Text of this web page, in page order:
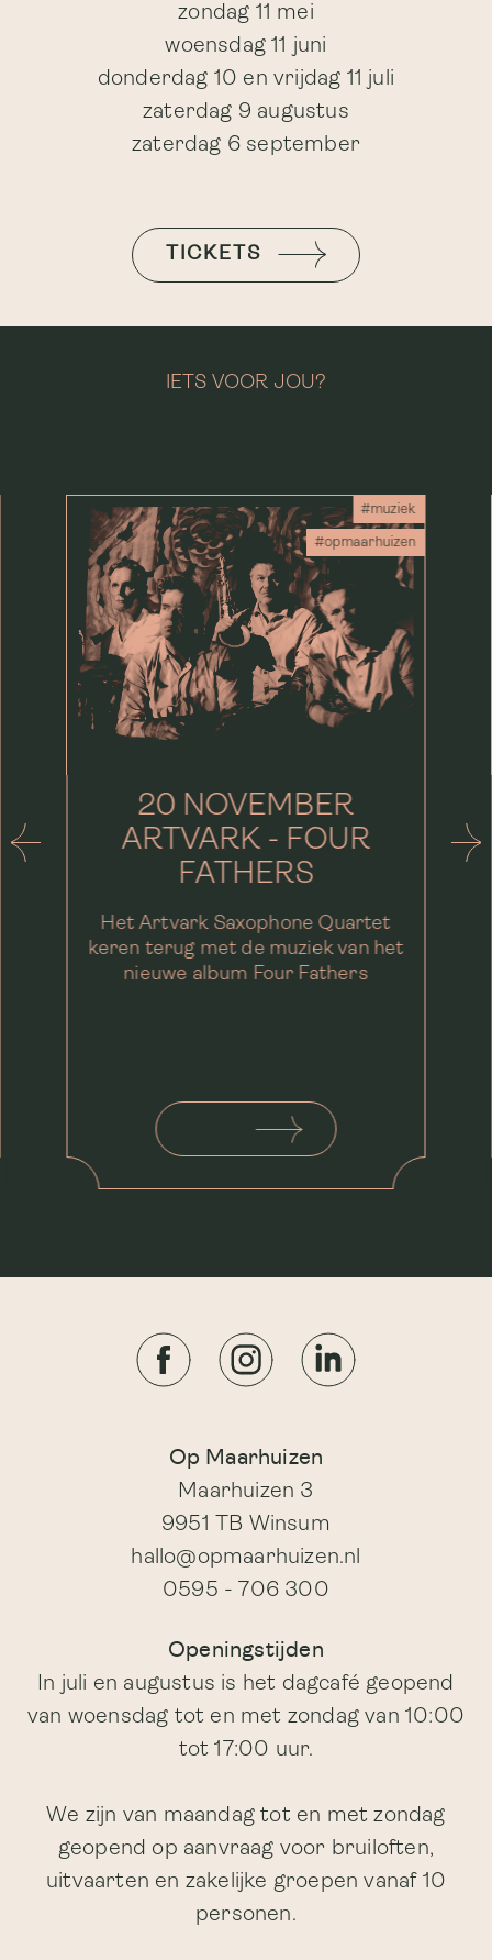
zondag 11 mei
woensdag 11 juni
donderdag 10 en vrijdag 11 juli
zaterdag 9 augustus
zaterdag 6 september
TICKETS
IETS VOOR JOU?
#muziek
#opmaarhuizen
20 NOVEMBER
ARTVARK - FOUR
FATHERS
Het Artvark Saxophone Quartet
keren terug met de muziek van het
nieuwe album Four Fathers
Op Maarhuizen
Maarhuizen 3
9951 TB Winsum
hallo@opmaarhuizen.nl
0595 - 706 300
Openingstijden
In juli en augustus is het dagcafé geopend
van woensdag tot en met zondag van 10:00
tot 17:00 uur.
We zijn van maandag tot en met zondag
geopend op aanvraag voor bruiloften,
uitvaarten en zakelijke groepen vanaf 10
personen.